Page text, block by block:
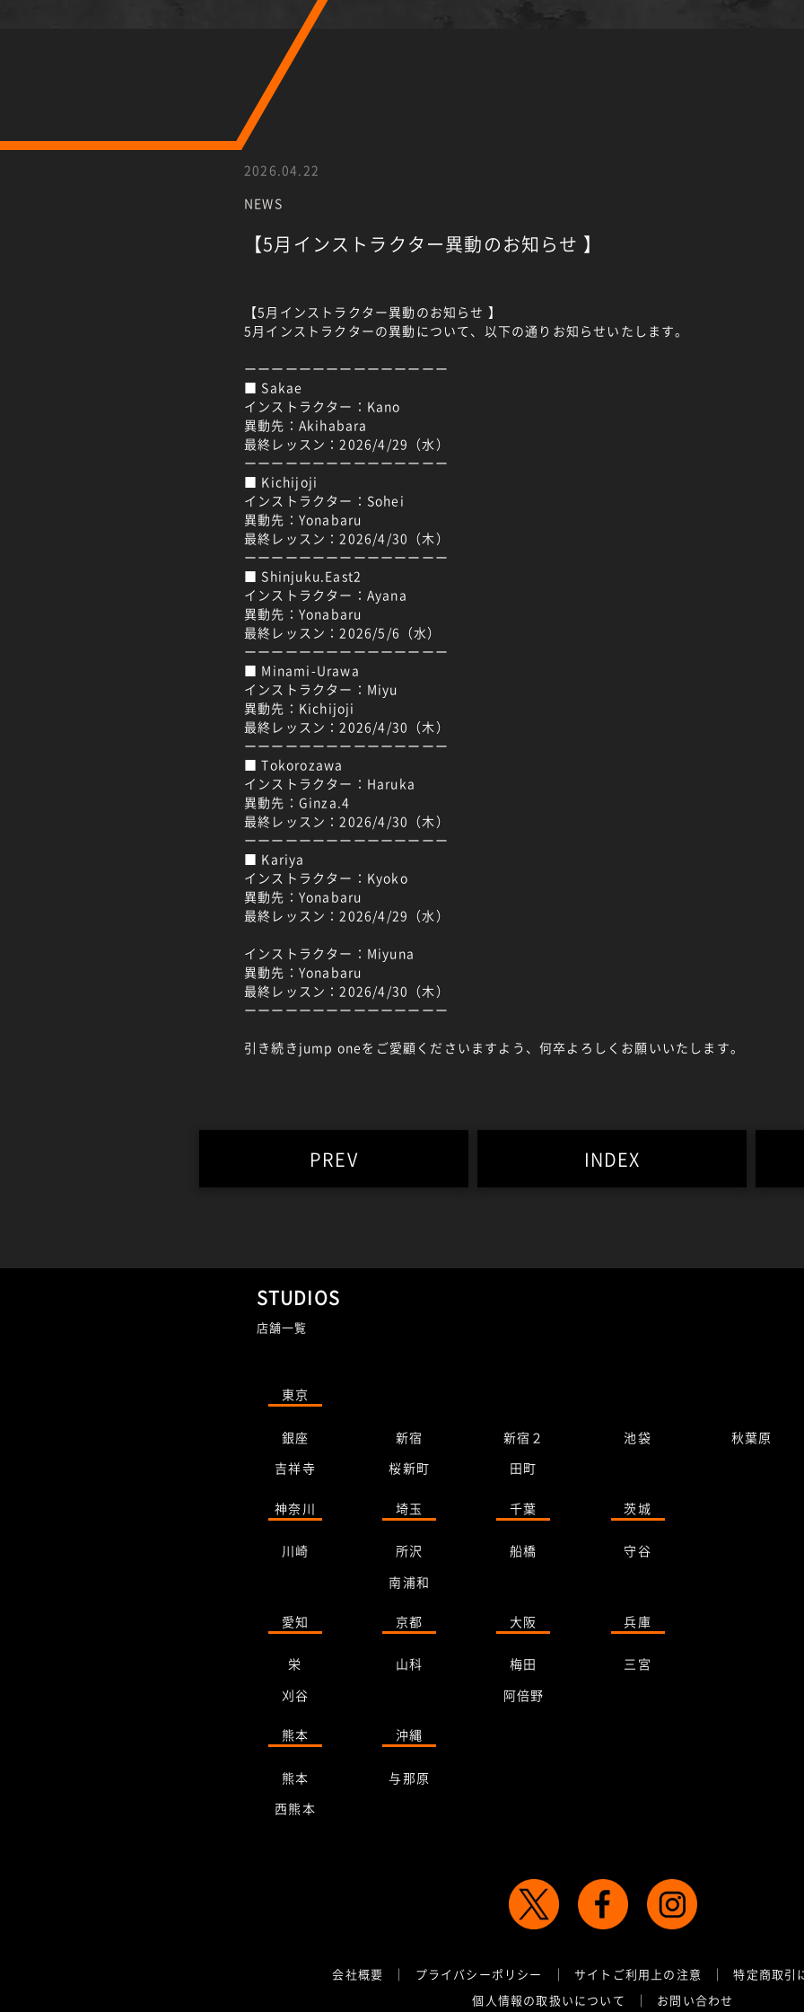
2026.04.22
NEWS
【5月インストラクター異動のお知らせ 】
【5月インストラクター異動のお知らせ 】
5月インストラクターの異動について、以下の通りお知らせいたします。
ーーーーーーーーーーーーーーー
■ Sakae
インストラクター：Kano
異動先：Akihabara
最終レッスン：2026/4/29（水）
ーーーーーーーーーーーーーーー
■ Kichijoji
インストラクター：Sohei
異動先：Yonabaru
最終レッスン：2026/4/30（木）
ーーーーーーーーーーーーーーー
■ Shinjuku.East2
インストラクター：Ayana
異動先：Yonabaru
最終レッスン：2026/5/6（水）
ーーーーーーーーーーーーーーー
■ Minami-Urawa
インストラクター：Miyu
異動先：Kichijoji
最終レッスン：2026/4/30（木）
ーーーーーーーーーーーーーーー
■ Tokorozawa
インストラクター：Haruka
異動先：Ginza.4
最終レッスン：2026/4/30（木）
ーーーーーーーーーーーーーーー
■ Kariya
インストラクター：Kyoko
異動先：Yonabaru
最終レッスン：2026/4/29（水）
インストラクター：Miyuna
異動先：Yonabaru
最終レッスン：2026/4/30（木）
ーーーーーーーーーーーーーーー
引き続きjump oneをご愛顧くださいますよう、何卒よろしくお願いいたします。
PREV INDEX
STUDIOS
店舗一覧
東京
銀座 新宿 新宿２ 池袋
秋葉原
吉祥寺
桜新町 田町
神奈川 埼玉 千葉 茨城
川崎 所沢 船橋
守谷
南浦和
愛知 京都 大阪 兵庫
栄 山科 梅田
三宮
刈谷
阿倍野
熊本 沖縄
熊本
与那原
西熊本
会社概要 プライバシーポリシー サイトご利用上の注意
特定商取引
個人情報の取扱いについて
お問い合わせ